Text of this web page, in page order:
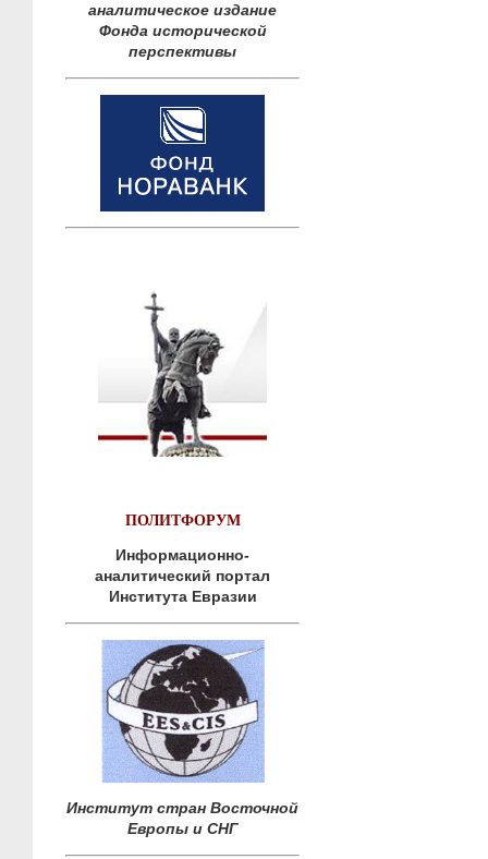
аналитическое издание
Фонда исторической
перспективы
ПОЛИТФОРУМ
Информационно-
аналитический портал
Института Евразии
Институт стран Восточной
Европы и СНГ